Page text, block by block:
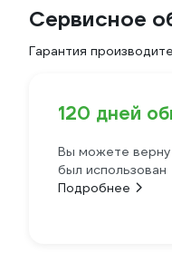
Сервисное
Гарантия
120 дней
Вы можете
был использован
Подробнее